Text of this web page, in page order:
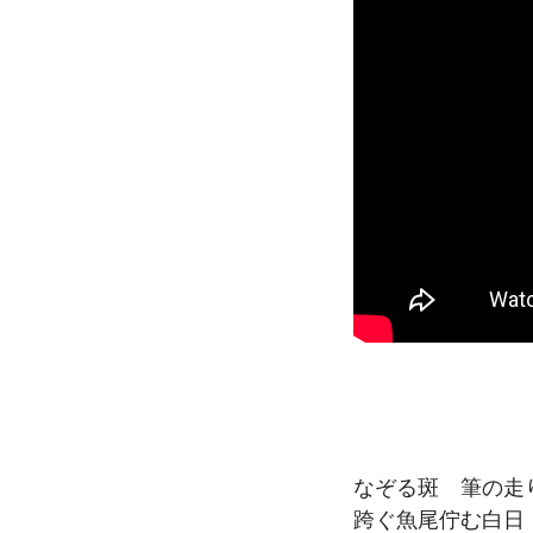
なぞる斑 筆の走
跨ぐ魚尾佇む白日